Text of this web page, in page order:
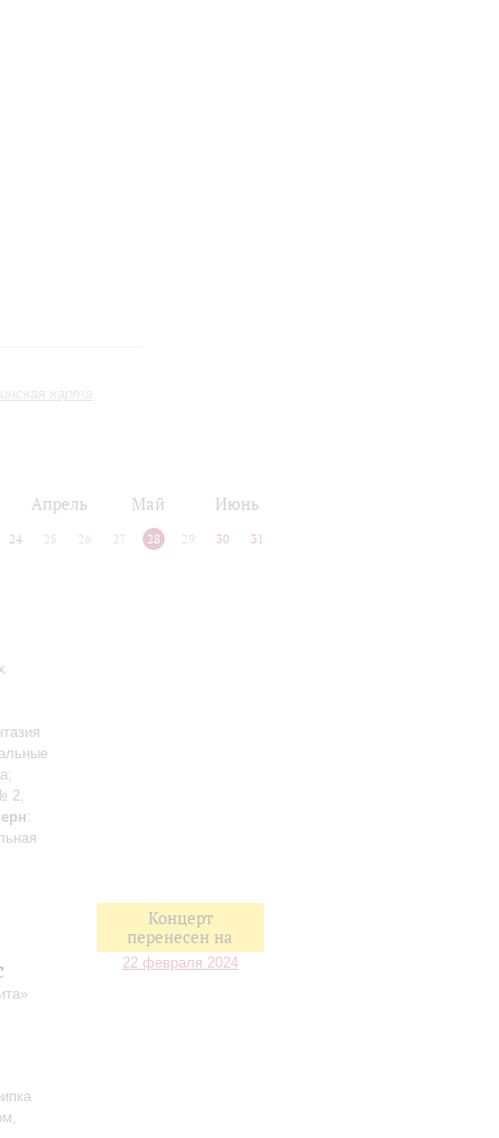
карта
Апрель Май Июнь
24 25 26 27 28 29 30 31
2,
:
Концерт
перенесен на
22 февраля 2024